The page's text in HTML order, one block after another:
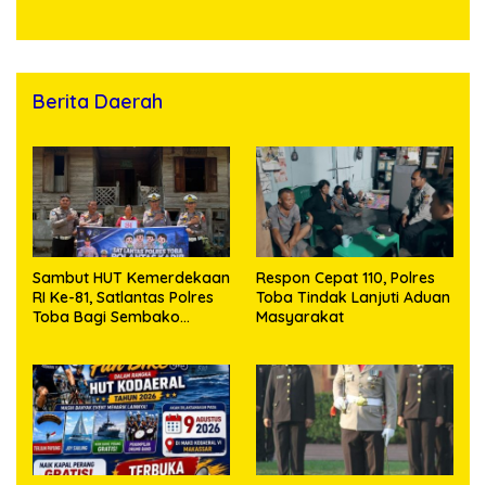
Berita Daerah
Sambut HUT Kemerdekaan
RI Ke-81, Satlantas Polres
Toba Bagi Sembako
Respon Cepat 110, Polres
Toba Tindak Lanjuti Aduan
Masyarakat